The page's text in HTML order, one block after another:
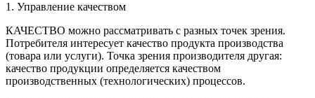
1. Управление качеством
КАЧЕСТВО можно рассматривать с разных точек зрения.
Потребителя интересует качество продукта производства
(товара или услуги). Точка зрения производителя другая:
качество продукции определяется качеством
производственных (технологических) процессов.